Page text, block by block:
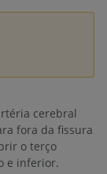
cerebral
fora da fissura
o terço
e inferior.